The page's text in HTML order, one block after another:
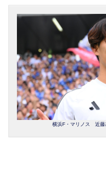
横浜F・マリノス 近藤